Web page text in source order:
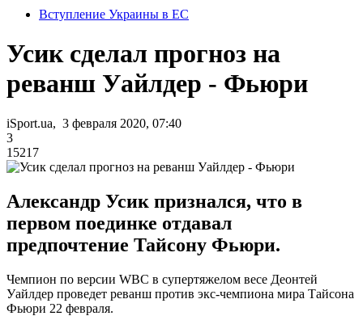
Вступление Украины в ЕС
Усик сделал прогноз на
реванш Уайлдер - Фьюри
iSport.ua, 3 февраля 2020, 07:40
3
15217
Александр Усик признался, что в
первом поединке отдавал
предпочтение Тайсону Фьюри.
Чемпион по версии WBC в супертяжелом весе Деонтей
Уайлдер проведет реванш против экс-чемпиона мира Тайсона
Фьюри 22 февраля.